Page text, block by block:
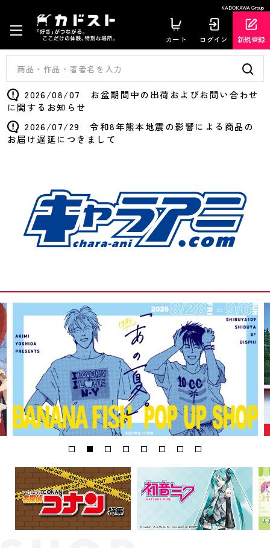
KADOKAWA Group
カート ログイン 新規登録
2026/08/07 お盆期間中の出荷およびお問い合わせ
に関するお知らせ
2026/07/29 令和8年熊本地震の影響による商品の
お届け遅延につきまして